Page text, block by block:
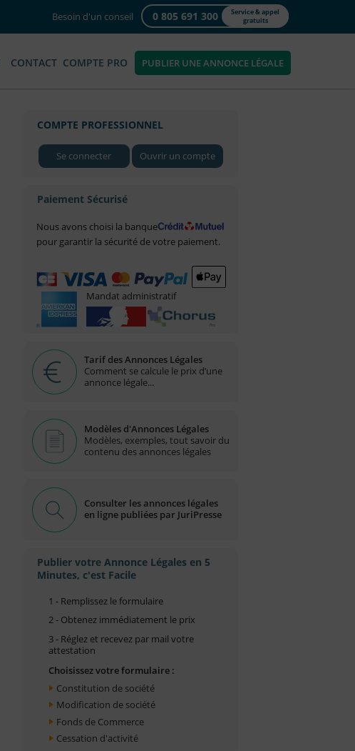
Besoin d'un conseil 0 805 691 300
Service & appel
gratuits
CONTACT COMPTE PRO PUBLIER UNE ANNONCE LÉGALE
COMPTE PROFESSIONNEL
Se connecter Ouvrir un compte
Paiement Sécurisé
Nous avons choisi la banque
pour garantir la sécurité de votre paiement.
Mandat administratif
Tarif des Annonces Légales
Comment se calcule le prix d’une
annonce légale...
Modèles d'Annonces Légales
Modèles, exemples, tout savoir du
contenu des annonces légales
Consulter les annonces légales
en ligne publiées par JuriPresse
Publier votre Annonce Légales en 5
Minutes, c'est Facile
1 - Remplissez le formulaire
2 - Obtenez immédiatement le prix
3 - Réglez et recevez par mail votre
attestation
Choisissez votre formulaire :
Constitution de société
Modification de société
Fonds de Commerce
Cessation d'activité